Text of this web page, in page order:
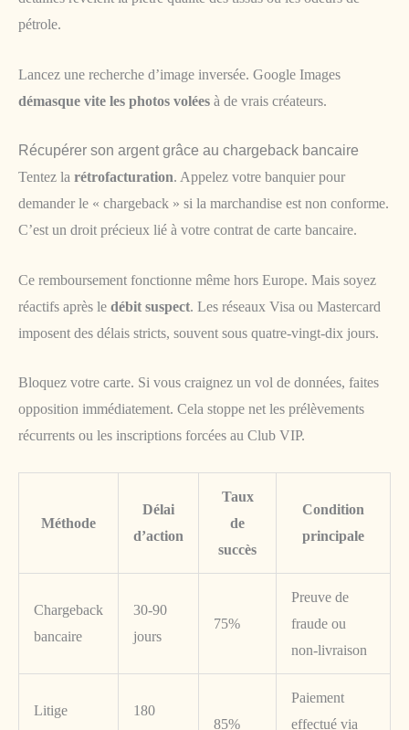
pétrole.
Lancez une recherche d’image inversée. Google Images
démasque vite les photos volées à de vrais créateurs.
Récupérer son argent grâce au chargeback bancaire
Tentez la rétrofacturation. Appelez votre banquier pour
demander le « chargeback » si la marchandise est non conforme.
C’est un droit précieux lié à votre contrat de carte bancaire.
Ce remboursement fonctionne même hors Europe. Mais soyez
réactifs après le débit suspect. Les réseaux Visa ou Mastercard
imposent des délais stricts, souvent sous quatre-vingt-dix jours.
Bloquez votre carte. Si vous craignez un vol de données, faites
opposition immédiatement. Cela stoppe net les prélèvements
récurrents ou les inscriptions forcées au Club VIP.
Méthode
Délai
d’action
Taux
de
succès
Condition
principale
Chargeback
bancaire
30-90
jours
75%
Preuve de
fraude ou
non-livraison
Litige
180
85%
Paiement
effectué via